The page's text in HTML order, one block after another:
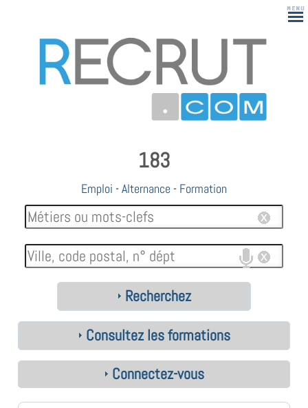
183
Emploi -Alternance - Formation
Recherchez
Consultez les formations
Connectez-vous